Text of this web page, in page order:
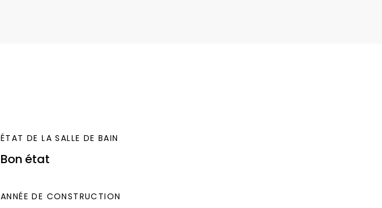
ÉTAT DE LA SALLE DE BAIN
Bon état
ANNÉE DE CONSTRUCTION